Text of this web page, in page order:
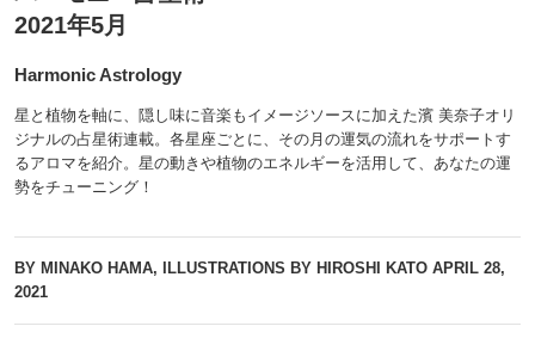
2021年5月
Harmonic Astrology
星と植物を軸に、隠し味に音楽もイメージソースに加えた濱 美奈子オリ
ジナルの占星術連載。各星座ごとに、その月の運気の流れをサポートす
るアロマを紹介。星の動きや植物のエネルギーを活用して、あなたの運
勢をチューニング！
BY MINAKO HAMA, ILLUSTRATIONS BY HIROSHI KATO APRIL 28,
2021